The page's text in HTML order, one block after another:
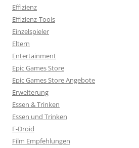
Effizienz
Effizienz-Tools
Einzelspieler
Eltern
Entertainment
Epic Games Store
Epic Games Store Angebote
Erweiterung
Essen & Trinken
Essen und Trinken
F-Droid
Film Empfehlungen